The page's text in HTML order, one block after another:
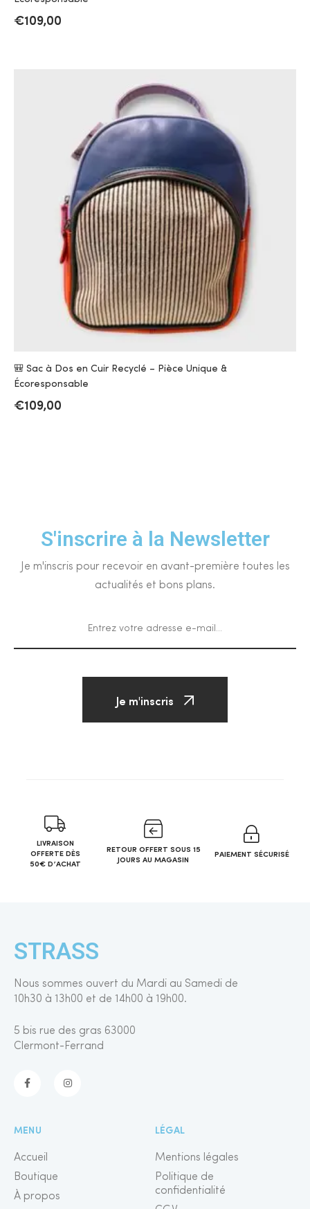
€109,00
🎒 Sac à Dos en Cuir Recyclé – Pièce Unique &
Écoresponsable
€109,00
S'inscrire à la Newsletter
Je m'inscris pour recevoir en avant-première toutes les
actualités et bons plans.
Je m'inscris
LIVRAISON
OFFERTE DÈS
50€ D’ACHAT
RETOUR OFFERT SOUS 15
JOURS AU MAGASIN
PAIEMENT SÉCURISÉ
STRASS
Nous sommes ouvert du Mardi au Samedi de
10h30 à 13h00 et de 14h00 à 19h00.
5 bis rue des gras 63000
Clermont-Ferrand
MENU
Accueil
Boutique
À propos
LÉGAL
Mentions légales
Politique de
confidentialité